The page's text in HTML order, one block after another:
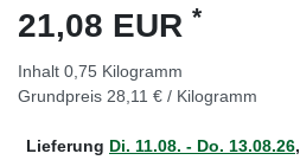
21,08 EUR *
Inhalt 0,75 Kilogramm
Grundpreis 28,11 € / Kilogramm
Lieferung Di. 11.08. - Do. 13.08.26,